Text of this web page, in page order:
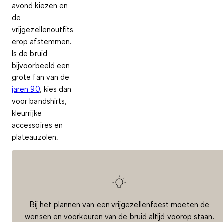
avond kiezen en
de
vrijgezellenoutfits
erop afstemmen.
Is de bruid
bijvoorbeeld een
grote fan van de
jaren 90, kies dan
voor bandshirts,
kleurrijke
accessoires en
plateauzolen.
Bij het plannen van een vrijgezellenfeest moeten de
wensen en voorkeuren van de bruid altijd voorop staan.